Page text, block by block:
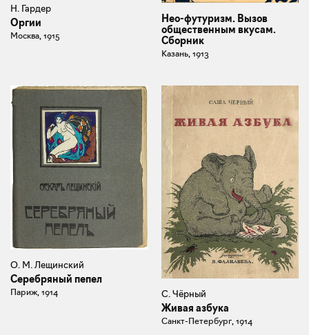
Н. Гардер
Оргии
Москва, 1915
Нео-футуризм. Вызов
общественным вкусам.
Сборник
Казань, 1913
О. М. Лещинский
Серебряный пепел
Париж, 1914 С. Чёрный
Живая азбука
Санкт-Петербург, 1914